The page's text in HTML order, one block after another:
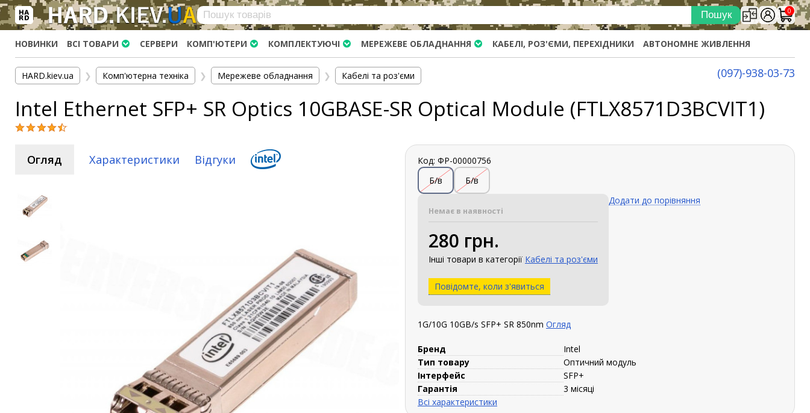
0
Вхід|Реєстрація×
(097)-938-03-73 Telegram WhatsApp
HARD.KIEV.UA
Послуги
Повернення / Обмін
Ноутбуки
Персональні комп'ютери
Сервери
Процесори (CPU)
НОВИНКИ ВСІ ТОВАРИ СЕРВЕРИ КОМП'ЮТЕРИ КОМПЛЕКТУЮЧІ МЕРЕЖЕВЕ ОБЛАДНАННЯ КАБЕЛІ, РОЗ'ЄМИ, ПЕРЕХІДНИКИ АВТОНОМНЕ ЖИВЛЕННЯ
(097)-938-03-73
HARD.kiev.ua ❯ Комп'ютерна техніка ❯ Мережеве обладнання ❯ Кабелі та роз'єми
Intel Ethernet SFP+ SR Optics 10GBASE-SR Optical Module (FTLX8571D3BCVIT1)
Огляд Характеристики Відгуки
Код: ФР-00000756
Б/в
Б/в
Немає в наявності
280 грн.
Інші товари в категорії Кабелі та роз'єми
Повідомте, коли з'явиться
Додати до порівняння
1G/10G 10GB/s SFP+ SR 850nm Огляд
Бренд
Intel
Тип товару
Оптичний модуль
Інтерфейс
SFP+
Гарантія
3 місяці
Всі характеристики